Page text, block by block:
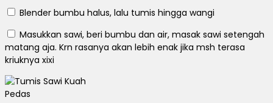
Blender bumbu halus, lalu tumis hingga wangi
Masukkan sawi, beri bumbu dan air, masak sawi setengah
matang aja. Krn rasanya akan lebih enak jika msh terasa
kriuknya xixi